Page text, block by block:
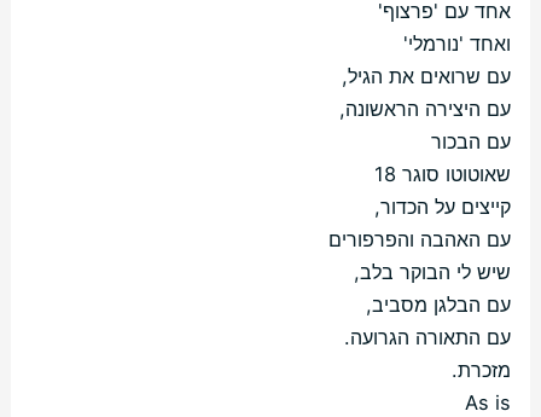
אחד עם 'פרצוף'
ואחד 'נורמלי'
עם שרואים את הגיל,
עם היצירה הראשונה,
עם הבכור
שאוטוטו סוגר 18
קייצים על הכדור,
עם האהבה והפרפורים
שיש לי הבוקר בלב,
עם הבלגן מסביב,
עם התאורה הגרועה.
מזכרת.
As is